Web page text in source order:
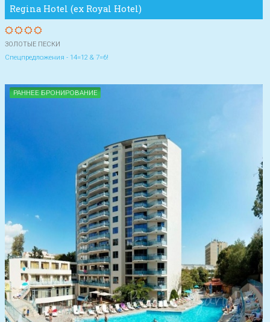
Regina Hotel (ex Royal Hotel)
ЗОЛОТЫЕ ПЕСКИ
Спецпредложения - 14=12 & 7=6!
РАННЕЕ БРОНИРОВАНИЕ